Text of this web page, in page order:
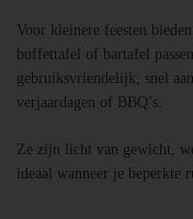
Voor kleinere feesten
buffettafel of bartafel
gebruiksvriendelijk, snel
verjaardagen of BBQ’s.
Ze zijn licht van gewicht,
ideaal wanneer je beperkte